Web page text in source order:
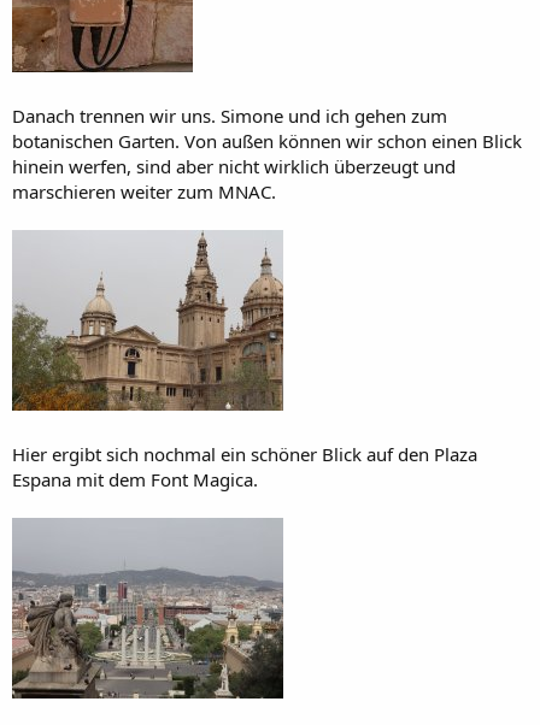
Danach trennen wir uns. Simone und ich gehen zum
botanischen Garten. Von außen können wir schon einen Blick
hinein werfen, sind aber nicht wirklich überzeugt und
marschieren weiter zum MNAC.
Hier ergibt sich nochmal ein schöner Blick auf den Plaza
Espana mit dem Font Magica.